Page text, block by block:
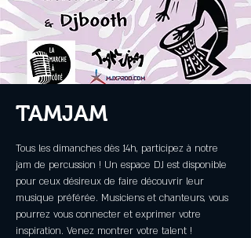
TAMJAM
Tous les dimanches dès 14h, participez à notre
jam de percussion ! Un espace DJ est disponible
pour ceux désireux de faire découvrir leur
musique préférée. Musiciens et chanteurs, vous
pourrez vous connecter et exprimer votre
inspiration. Venez montrer votre talent !